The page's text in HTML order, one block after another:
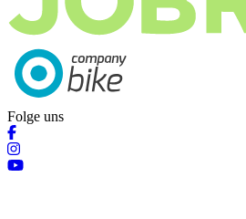
Folge uns